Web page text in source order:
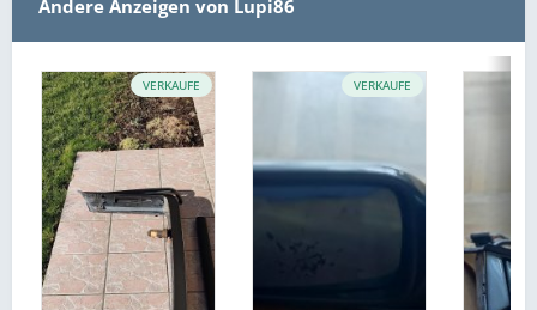
Andere Anzeigen von Lupi86
VERKAUFE VERKAUFE